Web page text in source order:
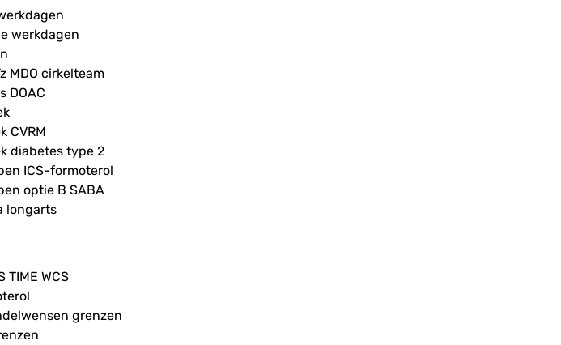
werkdagen
MDO cirkelteam
DOAC
CVRM
diabetes type 2
ICS-formoterol
optie B SABA
longarts
TIME WCS
grenzen